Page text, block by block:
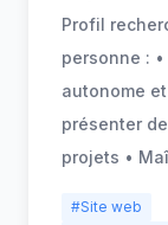
Profil
personne : •
autonome
présenter
projets •
#Site web